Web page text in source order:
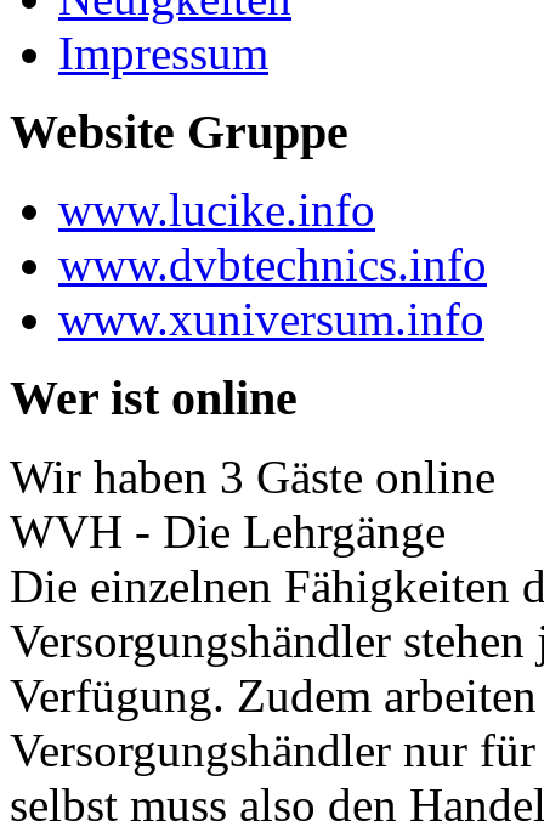
Impressum
Website Gruppe
www.lucike.info
www.dvbtechnics.info
www.xuniversum.info
Wer ist online
Wir haben 3 Gäste online
WVH - Die Lehrgänge
Die einzelnen Fähigkeiten
Versorgungshändler
Verfügung. Zudem
Versorgungshändler nur
selbst muss also den